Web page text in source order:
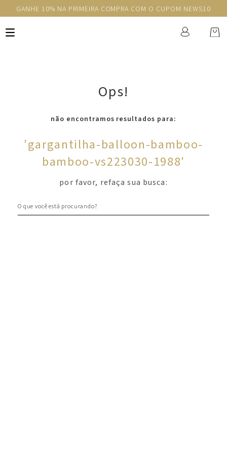
GANHE 10% NA PRIMEIRA COMPRA COM O CUPOM NEWS10
Ops!
não encontramos resultados para:
'gargantilha-balloon-bamboo-
bamboo-vs223030-1988'
por favor, refaça sua busca: